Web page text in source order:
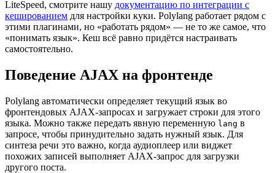
LiteSpeed, смотрите нашу документацию по интеграции с
кешированием для настройки куки. Polylang работает рядом с
этими плагинами, но «работать рядом» — не то же самое, что
«понимать язык». Кеш всё равно придётся настраивать
самостоятельно.
Поведение AJAX на фронтенде
Polylang автоматически определяет текущий язык во
фронтендовых AJAX-запросах и загружает строки для этого
языка. Можно также передать явную переменную lang в
запросе, чтобы принудительно задать нужный язык. Для
синтеза речи это важно, когда аудиоплеер или виджет
похожих записей выполняет AJAX-запрос для загрузки
другого поста.